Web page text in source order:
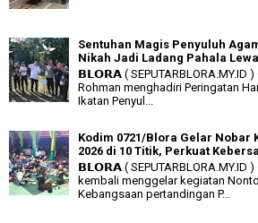
Sentuhan Magis Penyuluh
Nikah Jadi Ladang Pahala
𝗕𝗟𝗢𝗥𝗔 ( SEPUTARBLORA.MY.ID
Rohman menghadiri Peringatan
Ikatan Penyul...
Kodim 0721/Blora Gelar Nobar
2026 di 10 Titik, Perkuat
𝗕𝗟𝗢𝗥𝗔 ( SEPUTARBLORA.MY.ID
kembali menggelar kegiatan
Kebangsaan pertandingan P...